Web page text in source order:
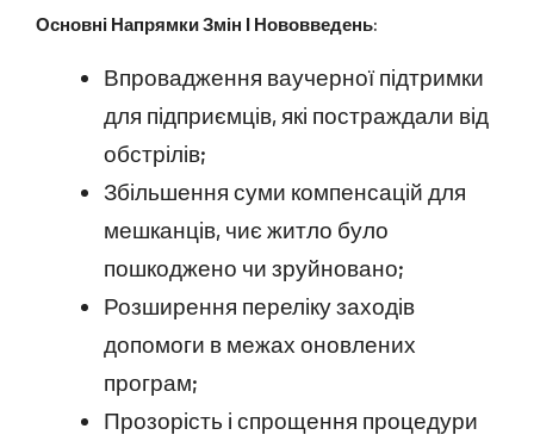
Основні Напрямки Змін І Нововведень:
Впровадження ваучерної підтримки
для підприємців, які постраждали від
обстрілів;
Збільшення суми компенсацій для
мешканців, чиє житло було
пошкоджено чи зруйновано;
Розширення переліку заходів
допомоги в межах оновлених
програм;
Прозорість і спрощення процедури